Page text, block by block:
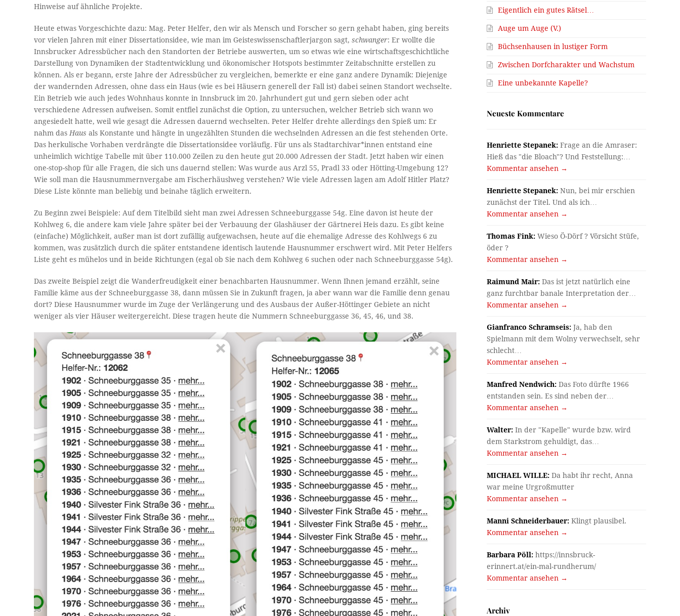
Hinweise auf ähnliche Projekte.
Heute etwas Vorgeschichte dazu: Mag. Peter Helfer, den wir als Mensch und Forscher so gern gehabt haben, ging bereits
vor vielen Jahren mit einer Dissertationsidee, wie man im Geisteswissenschaftlerjargon sagt,schwanger: Er wollte die
Innsbrucker Adressbücher nach den Standorten der Betriebe auswerten, um so etwas wie eine wirtschaftsgeschichtliche
Darstellung von Dynamiken der Stadtentwicklung und ökonomischer Hotspots bestimmter Zeitabschnitte erstellen zu
können. Als er begann, erste Jahre der Adressbücher zu vergleichen, bemerkte er eine ganz andere Dynamik: Diejenige
der wandernden Adressen, ohne dass ein Haus (wie es bei Häusern generell der Fall ist) dabei seinen Standort wechselte.
Ein Betrieb wie auch jedes Wohnhaus konnte in Innsbruck im 20. Jahrhundert gut und gern sieben oder acht
verschiedene Adressen aufweisen. Somit entfiel zunächst die Option, zu untersuchen, welcher Betrieb sich wann wo
angesiedelt hatte, weil wie gesagt die Adressen dauernd wechselten. Peter Helfer drehte allerdings den Spieß um: Er
nahm das Haus als Konstante und hängte in ungezählten Stunden die wechselnden Adressen an die fest stehenden Orte.
Das herkulische Vorhaben verdrängte die Dissertationsidee vorläufig. Für uns als Stadtarchivar*innen entstand eine
unheimlich wichtige Tabelle mit über 110.000 Zeilen zu den heute gut 20.000 Adressen der Stadt. Jetzt haben wir einen
one-stop-shop für alle Fragen, die sich uns dauernd stellen: Was wurde aus Arzl 55, Pradl 33 oder Hötting-Umgebung 12?
Wie soll man die Hausnummernvergabe am Fischerhäuslweg verstehen? Wie viele Adressen lagen am Adolf Hitler Platz?
Diese Liste könnte man beliebig und beinahe täglich erweitern.
Zu Beginn zwei Beispiele: Auf dem Titelbild sieht man zwei Adressen Schneeburggasse 54g. Eine davon ist heute der
Kohlweg 6, die andere kam viele Jahre später bei der Verbauung der Glashäuser der Gärtnerei Heis dazu. Es gibt keine
(einfache) Möglichkeit, außer man ist dort zufällig aufgewachsen, heute auf die ehemalige Adresse des Kohlwegs 6 zu
kommen, was zusätzlich durch die später entstandene identisch lautende Hausnummer erschwert wird. Mit Peter Helfers
Liste geht es mühelos und in beide Richtungen (egal ob Sie nach dem Kohlweg 6 suchen oder nach Schneeburggasse 54g).
Das zweite Beispiel zeigt die Wanderfreudigkeit einer benachbarten Hausnummer. Wenn Ihnen jemand erzählt, seine
Familie käme aus der Schneeburggasse 38, dann müssen Sie in Zukunft fragen, ja aber wann war die Familie denn genau
dort? Diese Hausnummer wurde im Zuge der Verlängerung und des Ausbaus der Außer-Höttinger Gebiete an nicht
weniger als vier Häuser weitergereicht. Diese tragen heute die Nummern Schneeburggasse 36, 45, 46, und 38.
Eigentlich ein gutes Rätsel…
Auge um Auge (V.)
Büchsenhausen in lustiger Form
Zwischen Dorfcharakter und Wachstum
Eine unbekannte Kapelle?
Neueste Kommentare
Henriette Stepanek: Frage an die Amraser:
Hieß das "die Bloach"? Und Feststellung:…
Kommentar ansehen →
Henriette Stepanek: Nun, bei mir erschien
zunächst der Titel. Und als ich…
Kommentar ansehen →
Thomas Fink: Wieso Ö-Dörf ? Vörsicht Stüfe,
öder ?
Kommentar ansehen →
Raimund Mair: Das ist jetzt natürlich eine
ganz furchtbar banale Interpretation der…
Kommentar ansehen →
Gianfranco Schramseis: Ja, hab den
Spielmann mit dem Wolny verwechselt, sehr
schlecht…
Kommentar ansehen →
Manfred Nendwich: Das Foto dürfte 1966
entstanden sein. Es sind neben der…
Kommentar ansehen →
Walter: In der "Kapelle" wurde bzw. wird
dem Starkstrom gehuldigt, das…
Kommentar ansehen →
MICHAEL WILLE: Da habt ihr recht, Anna
war meine Urgroßmutter
Kommentar ansehen →
Manni Schneiderbauer: Klingt plausibel.
Kommentar ansehen →
Barbara Pöll: https://innsbruck-
erinnert.at/ein-mal-rundherum/
Kommentar ansehen →
Archiv